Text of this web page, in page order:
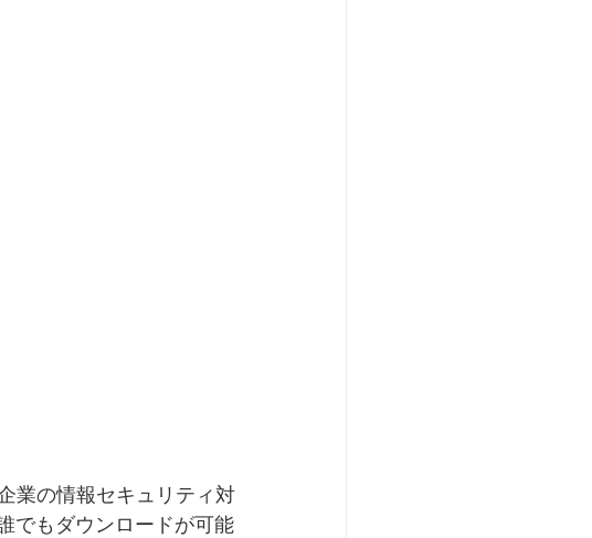
業の情報セキュリティ対
でもダウンロードが可能